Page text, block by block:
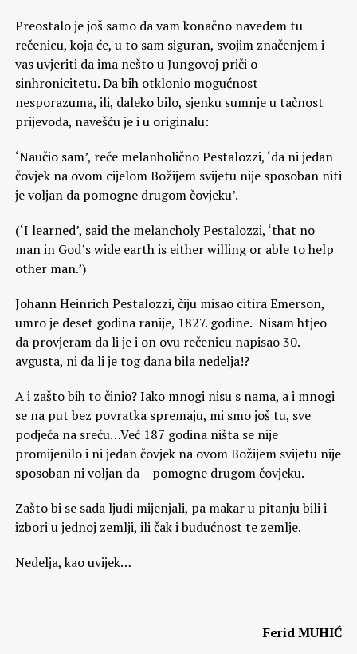
Preostalo je još samo da vam konačno navedem tu
rečenicu, koja će, u to sam siguran, svojim značenjem i
vas uvjeriti da ima nešto u Jungovoj priči o
sinhronicitetu. Da bih otklonio mogućnost
nesporazuma, ili, daleko bilo, sjenku sumnje u tačnost
prijevoda, navešću je i u originalu:
‘Naučio sam’, reče melanholično Pestalozzi, ‘da ni jedan
čovjek na ovom cijelom Božijem svijetu nije sposoban niti
je voljan da pomogne drugom čovjeku’.
(‘I learned’, said the melancholy Pestalozzi, ‘that no
man in God’s wide earth is either willing or able to help
other man.’)
Johann Heinrich Pestalozzi, čiju misao citira Emerson,
umro je deset godina ranije, 1827. godine. Nisam htjeo
da provjeram da li je i on ovu rečenicu napisao 30.
avgusta, ni da li je tog dana bila nedelja!?
A i zašto bih to činio? Iako mnogi nisu s nama, a i mnogi
se na put bez povratka spremaju, mi smo još tu, sve
podjeća na sreću…Već 187 godina ništa se nije
promijenilo i ni jedan čovjek na ovom Božijem svijetu nije
sposoban ni voljan da pomogne drugom čovjeku.
Zašto bi se sada ljudi mijenjali, pa makar u pitanju bili i
izbori u jednoj zemlji, ili čak i budućnost te zemlje.
Nedelja, kao uvijek…
Ferid MUHIĆ